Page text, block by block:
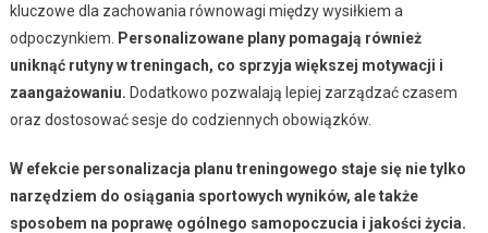
kluczowe dla zachowania równowagi między wysiłkiem a
odpoczynkiem.
Personalizowane plany pomagają również
uniknąć rutyny w treningach, co sprzyja większej motywacji i
zaangażowaniu. Dodatkowo pozwalają lepiej zarządzać czasem
oraz dostosować sesje do codziennych obowiązków.
W efekcie personalizacja planu treningowego staje się nie tylko
narzędziem do osiągania sportowych wyników, ale także
sposobem na poprawę ogólnego samopoczucia i jakości życia.